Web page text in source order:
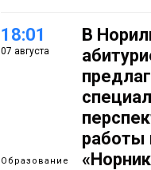
18:01
07 августа
Образование
В
работы